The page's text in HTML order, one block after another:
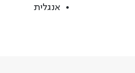
אנגלית